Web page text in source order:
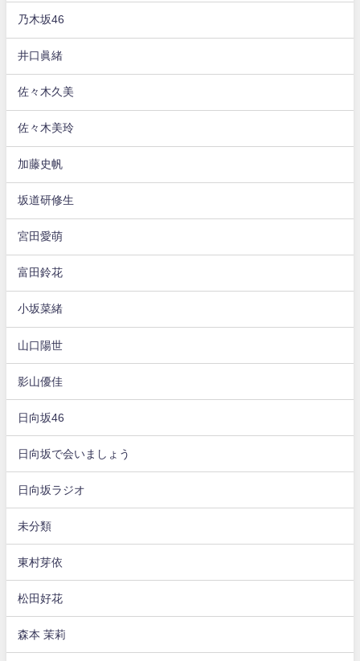
乃木坂46
井口眞緒
佐々木久美
佐々木美玲
加藤史帆
坂道研修生
宮田愛萌
富田鈴花
小坂菜緒
山口陽世
影山優佳
日向坂46
日向坂で会いましょう
日向坂ラジオ
未分類
東村芽依
松田好花
森本 茉莉